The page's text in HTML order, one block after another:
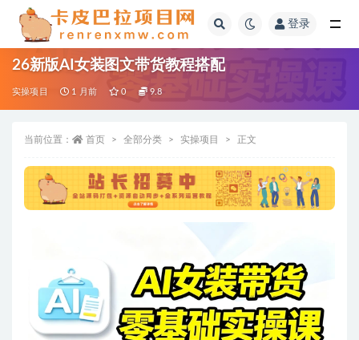
登录
26新版AI女装图文带货教程搭配
实操项目 1 月前 0 9.8
当前位置： 首页 全部分类 实操项目 正文
全部